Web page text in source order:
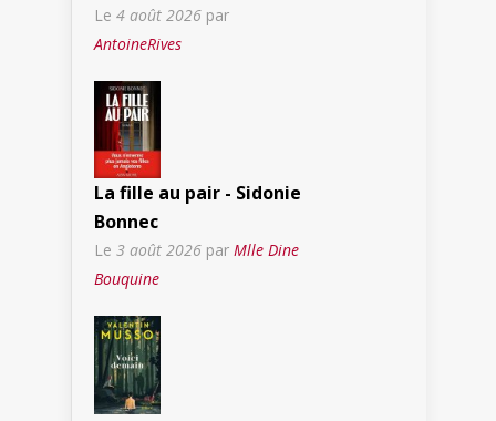
Le 4 août 2026 par
AntoineRives
La fille au pair - Sidonie
Bonnec
Le 3 août 2026 par Mlle Dine
Bouquine